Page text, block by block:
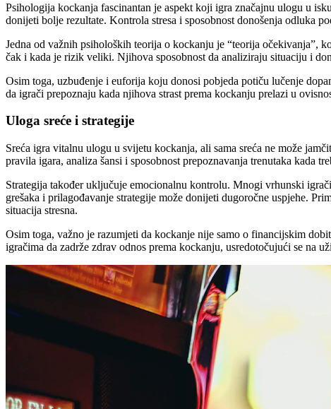
Psihologija kockanja fascinantan je aspekt koji igra značajnu ulogu u
donijeti bolje rezultate. Kontrola stresa i sposobnost donošenja odluka
Jedna od važnih psiholoških teorija o kockanju je “teorija očekivanja”,
čak i kada je rizik veliki. Njihova sposobnost da analiziraju situaciju i
Osim toga, uzbuđenje i euforija koju donosi pobjeda potiču lučenje
da igrači prepoznaju kada njihova strast prema kockanju prelazi u
Uloga sreće i strategije
Sreća igra vitalnu ulogu u svijetu kockanja, ali sama sreća ne može
pravila igara, analiza šansi i sposobnost prepoznavanja trenutaka kada
Strategija također uključuje emocionalnu kontrolu. Mnogi vrhunski
grešaka i prilagođavanje strategije može donijeti dugoročne uspjehe.
situacija stresna.
Osim toga, važno je razumjeti da kockanje nije samo o financijskim
igračima da zadrže zdrav odnos prema kockanju, usredotočujući se na